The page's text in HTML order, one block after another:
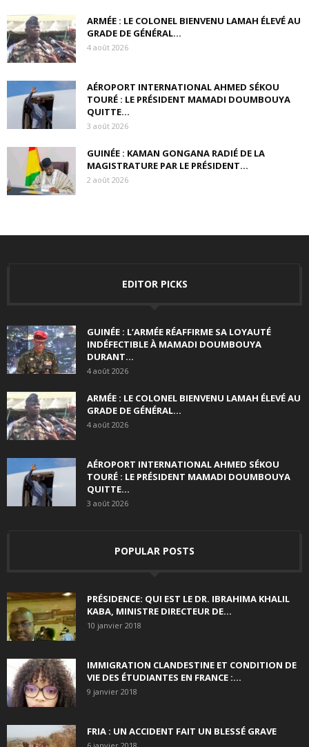
ARMÉE : LE COLONEL BIENVENU LAMAH ÉLEVÉ AU
GRADE DE GÉNÉRAL...
4 août 2026
AÉROPORT INTERNATIONAL AHMED SÉKOU
TOURÉ : LE PRÉSIDENT MAMADI DOUMBOUYA
QUITTE...
3 août 2026
GUINÉE : KAMAN GONGANA RADIÉ DE LA
MAGISTRATURE PAR LE PRÉSIDENT...
2 août 2026
EDITOR PICKS
GUINÉE : L’ARMÉE RÉAFFIRME SA LOYAUTÉ
INDÉFECTIBLE À MAMADI DOUMBOUYA
DURANT...
4 août 2026
ARMÉE : LE COLONEL BIENVENU LAMAH ÉLEVÉ AU
GRADE DE GÉNÉRAL...
4 août 2026
AÉROPORT INTERNATIONAL AHMED SÉKOU
TOURÉ : LE PRÉSIDENT MAMADI DOUMBOUYA
QUITTE...
3 août 2026
POPULAR POSTS
PRÉSIDENCE: QUI EST LE DR. IBRAHIMA KHALIL
KABA, MINISTRE DIRECTEUR DE...
10 janvier 2018
IMMIGRATION CLANDESTINE ET CONDITION DE
VIE DES ÉTUDIANTES EN FRANCE :...
9 janvier 2018
FRIA : UN ACCIDENT FAIT UN BLESSÉ GRAVE